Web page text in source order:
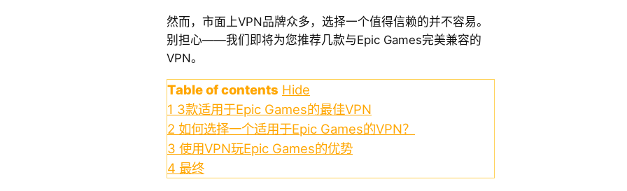
然而，市面上VPN品牌众多，选择一个值得信赖的并不容易。
别担心——我们即将为您推荐几款与Epic Games完美兼容的
VPN。
Table of contents Hide
1 3款适用于Epic Games的最佳VPN
2 如何选择一个适用于Epic Games的VPN？
3 使用VPN玩Epic Games的优势
4 最终